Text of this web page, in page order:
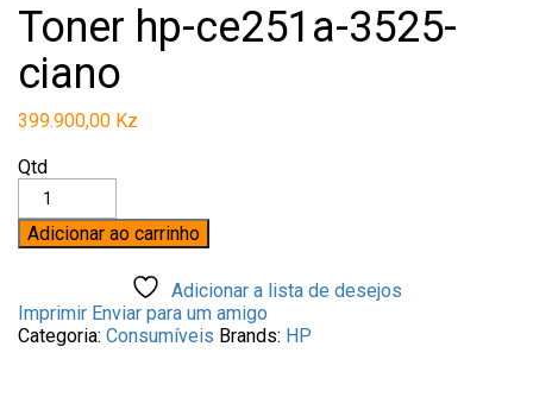
Toner hp-ce251a-3525-
ciano
399.900,00 Kz
Qtd
Adicionar ao carrinho
Adicionar a lista de desejos
Imprimir Enviar para um amigo
Categoria: Consumíveis Brands: HP